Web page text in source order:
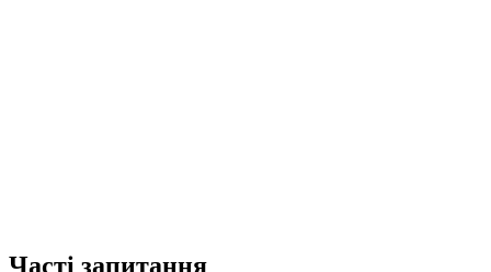
Часті запитання